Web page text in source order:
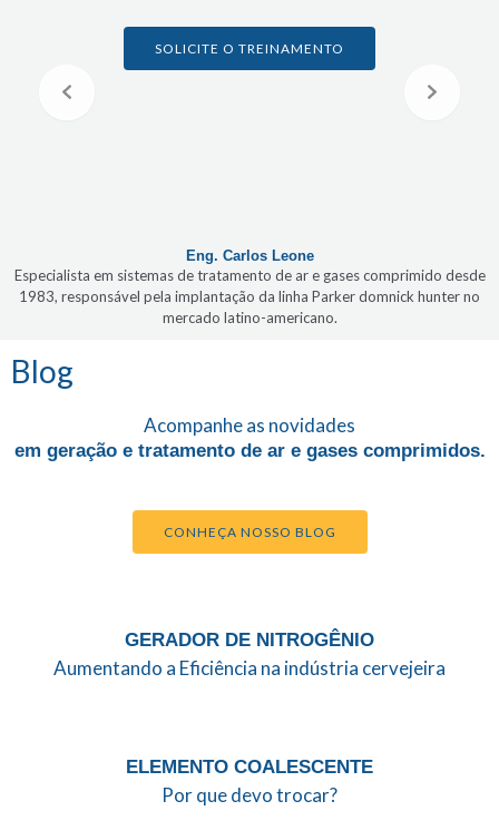
SOLICITE O TREINAMENTO
Eng. Carlos Leone
Especialista em sistemas de tratamento de ar e gases comprimido desde
1983, responsável pela implantação da linha Parker domnick hunter no
mercado latino-americano.
Blog
Acompanhe as novidades
em geração e tratamento de ar e gases comprimidos.
CONHEÇA NOSSO BLOG
GERADOR DE NITROGÊNIO
Aumentando a Eficiência na indústria cervejeira
ELEMENTO COALESCENTE
Por que devo trocar?